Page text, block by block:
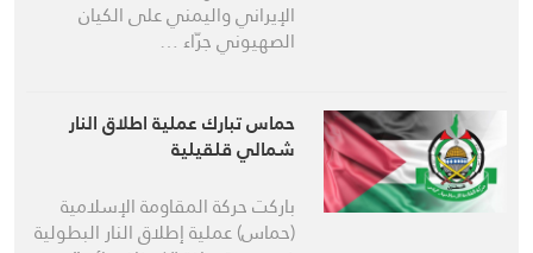
الإيراني واليمني على الكيان
الصهيوني جرّاء …
حماس تبارك عملية اطلاق النار
شمالي قلقيلية
باركت حركة المقاومة الإسلامية
(حماس) عملية إطلاق النار البطولية